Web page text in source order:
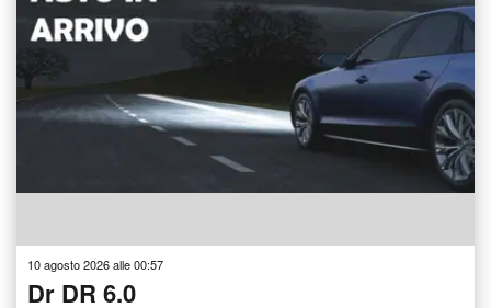
10 agosto 2026 alle 00:57
Dr DR 6.0